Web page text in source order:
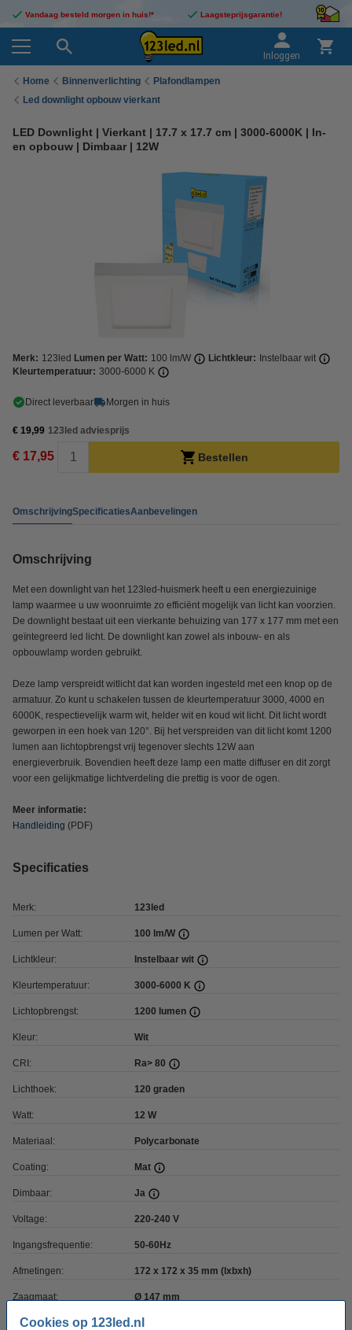
Cookies op 123led.nl
Vandaag besteld morgen in huis!* Laagsteprijsgarantie!
Inloggen
Home Binnenverlichting
Plafondlampen
Led downlight opbouw vierkant
LED Downlight | Vierkant | 17.7 x 17.7 cm | 3000-6000K | In-
en opbouw | Dimbaar | 12W
Merk: 123led Lumen per Watt: 100 lm/W Lichtkleur:
Instelbaar wit
Kleurtemperatuur: 3000-6000 K
Direct leverbaar Morgen in huis
€ 19,99 123led adviesprijs
€ 17,95 Bestellen
OmschrijvingSpecificatiesAanbevelingen
Omschrijving
Met een downlight van het 123led-huismerk heeft u een energiezuinige
lamp waarmee u uw woonruimte zo efficiënt mogelijk van licht kan voorzien.
De downlight bestaat uit een vierkante behuizing van 177 x 177 mm met een
geïntegreerd led licht. De downlight kan zowel als inbouw- en als
opbouwlamp worden gebruikt.
Deze lamp verspreidt witlicht dat kan worden ingesteld met een knop op de
armatuur. Zo kunt u schakelen tussen de kleurtemperatuur 3000, 4000 en
6000K, respectievelijk warm wit, helder wit en koud wit licht. Dit licht wordt
geworpen in een hoek van 120°. Bij het verspreiden van dit licht komt 1200
lumen aan lichtopbrengst vrij tegenover slechts 12W aan
energieverbruik. Bovendien heeft deze lamp een matte diffuser en dit zorgt
voor een gelijkmatige lichtverdeling die prettig is voor de ogen.
Meer informatie:
Handleiding (PDF)
Specificaties
Merk: 123led
Lumen per Watt: 100 lm/W
Lichtkleur: Instelbaar wit
Kleurtemperatuur: 3000-6000 K
Lichtopbrengst: 1200 lumen
Kleur: Wit
CRI: Ra> 80
Lichthoek: 120 graden
Watt: 12 W
Materiaal: Polycarbonate
Coating: Mat
Dimbaar: Ja
Voltage: 220-240 V
Ingangsfrequentie: 50-60Hz
Afmetingen: 172 x 172 x 35 mm (lxbxh)
Zaagmaat: Ø 147 mm
Montage: In- en opbouw